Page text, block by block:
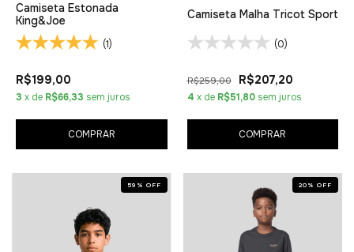
Camiseta Estonada
King&Joe
(1)
R$199,00
3 x de R$66,33 sem juros
COMPRAR
Camiseta Malha Tricot Sport
(0)
R$259,00 R$207,20
4 x de R$51,80 sem juros
COMPRAR
59 % OFF 20 % OFF